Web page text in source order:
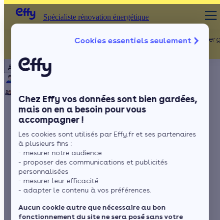
Cookies essentiels seulement
Chez Effy vos données sont bien gardées,
mais on en a besoin pour vous
accompagner !
Les cookies sont utilisés par Effy.fr et ses partenaires
à plusieurs fins :
- mesurer notre audience
- proposer des communications et publicités
personnalisées
- mesurer leur efficacité
- adapter le contenu à vos préférences.
Aucun cookie autre que nécessaire au bon
fonctionnement du site ne sera posé sans votre
À propos
Notre équipe
Rejoignez-nous Presse
Spécialiste rénovation énergétique Rénovation
Murs
Sols
Spécialiste rénovation énergétique
La climatisation
multi-split
par Amandine Martinet
Sommaire